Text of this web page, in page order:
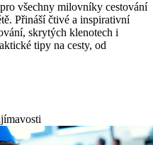
všechny milovníky cestování
Přináší čtivé a inspirativní
skrytých klenotech i
tipy na cesty, od